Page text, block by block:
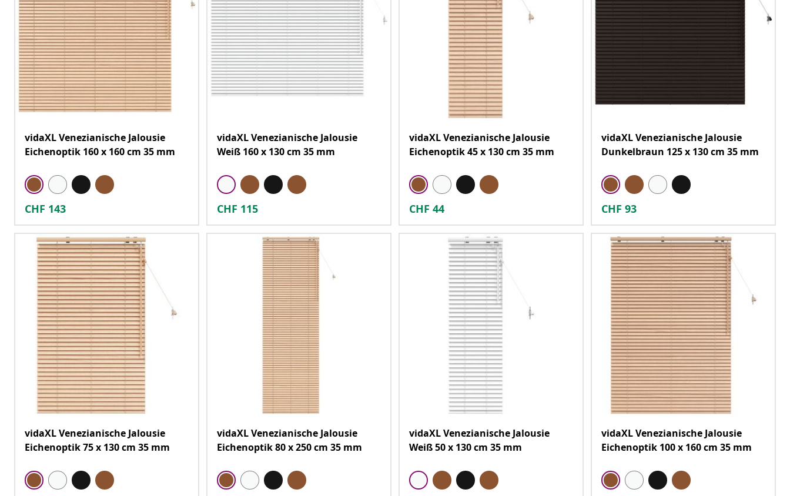
vidaXL Venezianische Jalousie
Eichenoptik 160 x 160 cm 35 mm
CHF 143
vidaXL Venezianische Jalousie
Weiß 160 x 130 cm 35 mm
CHF 115
vidaXL Venezianische Jalousie
Eichenoptik 45 x 130 cm 35 mm
CHF 44
vidaXL Venezianische Jalousie
Dunkelbraun 125 x 130 cm 35 mm
CHF 93
vidaXL Venezianische Jalousie
Eichenoptik 75 x 130 cm 35 mm
vidaXL Venezianische Jalousie
Eichenoptik 80 x 250 cm 35 mm
vidaXL Venezianische Jalousie
Weiß 50 x 130 cm 35 mm
vidaXL Venezianische Jalousie
Eichenoptik 100 x 160 cm 35 mm